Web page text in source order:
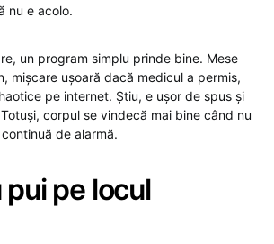
nu e acolo.
un program simplu prinde bine. Mese
mișcare ușoară dacă medicul a permis,
pe internet. Știu, e ușor de spus și
corpul se vindecă mai bine când nu
de alarmă.
pui pe locul